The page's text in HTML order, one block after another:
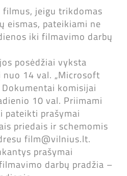
jeigu trikdomas
eismas, pateikiami ne
iki filmavimo darbų
posėdžiai vyksta
14 val. „Microsoft
komisijai
10 val. Priimami
prašymai
priedais ir schemomis
film@vilnius.lt.
prašymai
darbų pradžia –